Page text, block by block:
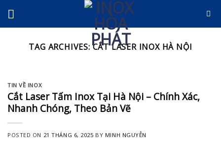
content
TAG ARCHIVES:CẮT LASER INOX HÀ NỘI
TIN VỀ INOX
Cắt Laser Tấm Inox Tại Hà Nội – Chính Xác,
Nhanh Chóng, Theo Bản Vẽ
POSTED ON 21 THÁNG 6, 2025 BY MINH NGUYỄN